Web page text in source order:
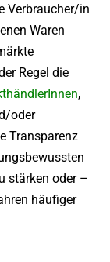
Verbraucher/in
Waren
Regel die
,
oder
Transparenz
stärken oder –
häufiger